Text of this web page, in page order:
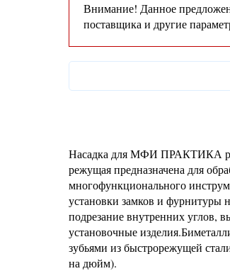
Внимание! Данное
поставщика и другие
Насадка для МФИ ПРАКТИКА
режущая предназначена для
многофункционального
установки замков и фурнитуры
подрезание внутренних углов,
установочные
зубьями из быстрорежущей
на дюйм).